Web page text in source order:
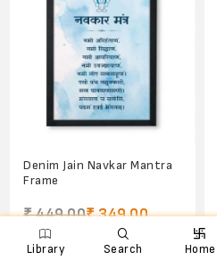

Library
e
Search
ꨑ
Home
Denim Jain Navkar Mantra
Frame
₹ 449.00₹ 349.00